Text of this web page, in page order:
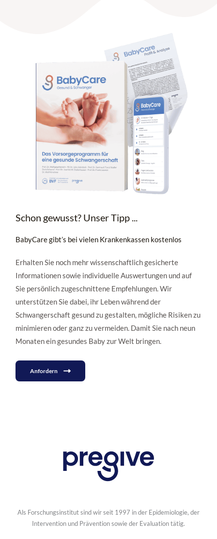
Schon gewusst? Unser Tipp ...
BabyCare gibt’s bei vielen Krankenkassen kostenlos
Erhalten Sie noch mehr wissenschaftlich gesicherte
Informationen sowie individuelle Auswertungen und auf
Sie persönlich zugeschnittene Empfehlungen. Wir
unterstützen Sie dabei, ihr Leben während der
Schwangerschaft gesund zu gestalten, mögliche Risiken zu
minimieren oder ganz zu vermeiden. Damit Sie nach neun
Monaten ein gesundes Baby zur Welt bringen.
Anfordern
Als Forschungsinstitut sind wir seit 1997 in der Epidemiologie, der
Intervention und Prävention sowie der Evaluation tätig.